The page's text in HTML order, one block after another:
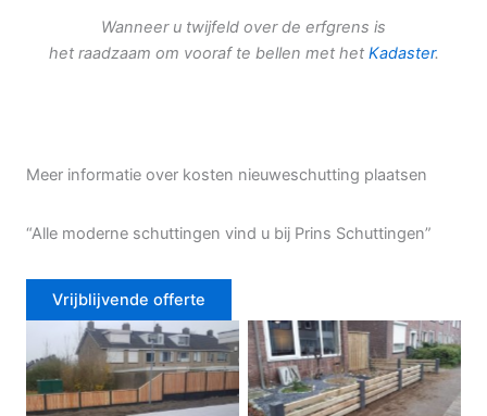
Wanneer u twijfeld over de erfgrens is
het raadzaam om vooraf te bellen met het Kadaster.
Meer informatie over kosten nieuweschutting plaatsen
“Alle moderne schuttingen vind u bij Prins Schuttingen”
Vrijblijvende offerte
Douglas schutting Tuinhek voortuin